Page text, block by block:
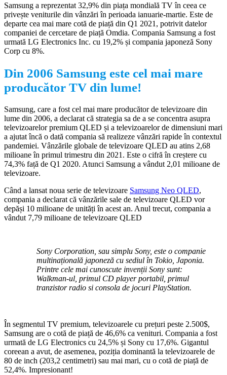
Samsung a reprezentat 32,9% din piața mondială TV în ceea ce
privește veniturile din vânzări în perioada ianuarie-martie. Este de
departe cea mai mare cotă de piață din Q1 2021, potrivit datelor
companiei de cercetare de piață Omdia. Compania Samsung a fost
urmată LG Electronics Inc. cu 19,2% și compania japoneză Sony
Corp cu 8%.
Din 2006 Samsung este cel mai mare
producător TV din lume!
Samsung, care a fost cel mai mare producător de televizoare din
lume din 2006, a declarat că strategia sa de a se concentra asupra
televizoarelor premium QLED și a televizoarelor de dimensiuni mari
a ajutat încă o dată compania să realizeze vânzări rapide în contextul
pandemiei. Vânzările globale de televizoare QLED au atins 2,68
milioane în primul trimestru din 2021. Este o cifră în creștere cu
74,3% față de Q1 2020. Atunci Samsung a vândut 2,01 milioane de
televizoare.
Când a lansat noua serie de televizoare Samsung Neo QLED,
compania a declarat că vânzările sale de televizoare QLED vor
depăși 10 milioane de unități în acest an. Anul trecut, compania a
vândut 7,79 milioane de televizoare QLED
Sony Corporation, sau simplu Sony, este o companie
multinațională japoneză cu sediul în Tokio, Japonia.
Printre cele mai cunoscute invenții Sony sunt:
Walkman-ul, primul CD player portabil, primul
tranzistor radio si consola de jocuri PlayStation.
În segmentul TV premium, televizoarele cu prețuri peste 2.500$,
Samsung are o cotă de piață de 46,6% ca venituri. Compania a fost
urmată de LG Electronics cu 24,5% și Sony cu 17,6%. Gigantul
coreean a avut, de asemenea, poziția dominantă la televizoarele de
80 de inch (203,2 centimetri) sau mai mari, cu o cotă de piață de
52,4%. Impresionant!